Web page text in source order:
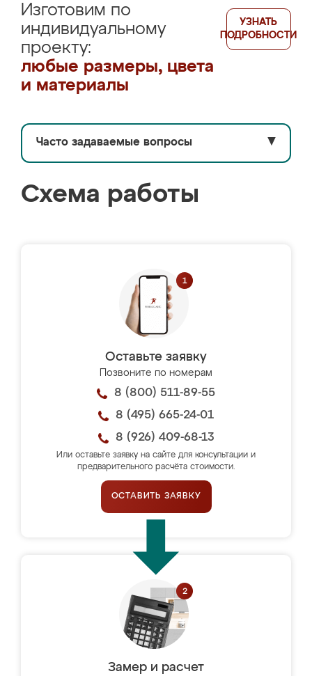
Изготовим по
индивидуальному
проекту:
любые размеры, цвета
и материалы
УЗНАТЬ
ПОДРОБНОСТИ
Часто задаваемые вопросы ▼
Схема работы
Оставьте заявку
Позвоните по номерам
8 (800) 511-89-55
8 (495) 665-24-01
8 (926) 409-68-13
Или оставьте заявку на сайте для консультации и
предварительного расчёта стоимости.
ОСТАВИТЬ ЗАЯВКУ
Замер и расчет